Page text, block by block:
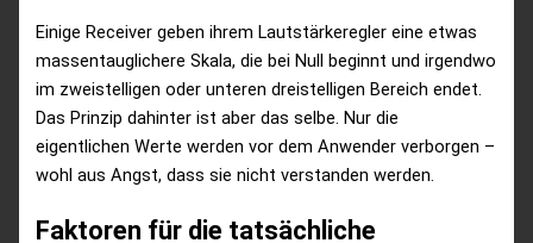
Einige Receiver geben ihrem Lautstärkeregler eine etwas
massentauglichere Skala, die bei Null beginnt und irgendwo
im zweistelligen oder unteren dreistelligen Bereich endet.
Das Prinzip dahinter ist aber das selbe. Nur die
eigentlichen Werte werden vor dem Anwender verborgen –
wohl aus Angst, dass sie nicht verstanden werden.
Faktoren für die tatsächliche